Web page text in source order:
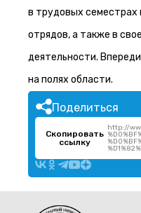
в трудовых семестрах
отрядов, а также в
деятельности.
на полях области.
Поделиться
Скопировать
ссылку
http://